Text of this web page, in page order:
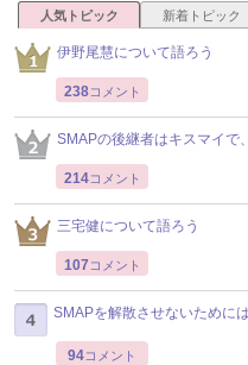
人気トピック 新着トピック
伊野尾慧について語ろう
238コメント
SMAPの後継者はキスマイで
214コメント
三宅健について語ろう
107 コメント
SMAPを解散させないために
94コメント